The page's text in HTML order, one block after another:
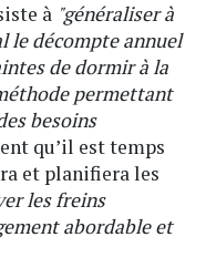
à "généraliser à
le décompte annuel
de dormir à la
permettant
besoins
qu’il est temps
et planifiera les
les freins
abordable et